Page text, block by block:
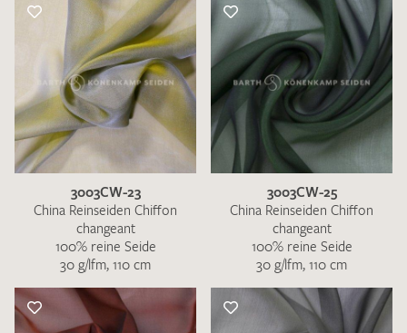
3003CW-23
China Reinseiden Chiffon
changeant
100% reine Seide
30 g/lfm, 110 cm
3003CW-25
China Reinseiden Chiffon
changeant
100% reine Seide
30 g/lfm, 110 cm